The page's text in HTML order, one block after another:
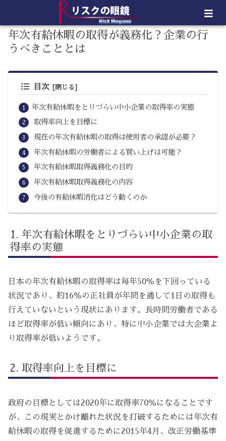
年次有給休暇の取得が義務化？企業の行
うべきこととは
目次
年次有給休暇をとりづらい中小企業の取得率の実態
取得率向上を目標に
現在の年次有給休暇の取得は使用者の承認が必要？
年次有給休暇の労働者による買い上げは可能？
年次有給休暇取得義務化の目的
年次有給休暇取得義務化の内容
今後の有給休暇消化はどう動くのか
年次有給休暇をとりづらい中小企業の取
得率の実態
日本の年次有給休暇の取得率は毎年50％を下回っている
状況であり、約16％の正社員が年間を通して1日の取得も
行えていないという現状にあります。長時間労働者である
ほど取得率が低い傾向にあり、特に中小企業では大企業よ
り取得率が低いようです。
取得率向上を目標に
政府の目標としては2020年に取得率70％になることです
が、この現実とかけ離れた状況を打破するためには年次有
給休暇の取得を促進するために2015年4月、改正労働基準